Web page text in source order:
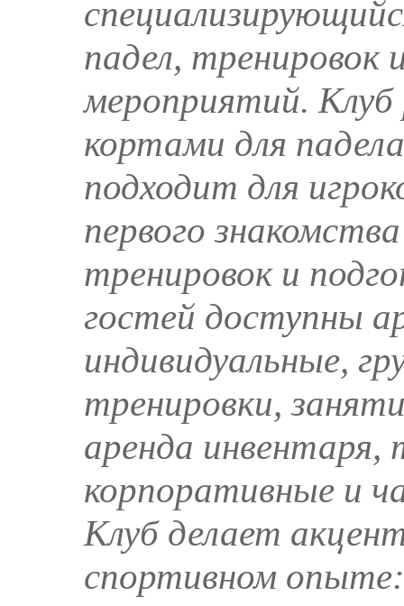
падел, тренировок
мероприятий. Клуб
кортами для
подходит для
первого
тренировок и
гостей доступны
индивидуальные,
тренировки,
аренда инвентаря,
корпоративные и
Клуб делает
спортивном